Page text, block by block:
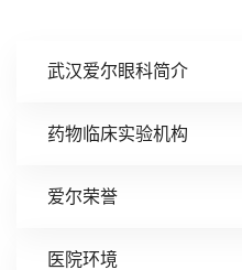
武汉爱尔眼科简介
药物临床实验机构
爱尔荣誉
医院环境